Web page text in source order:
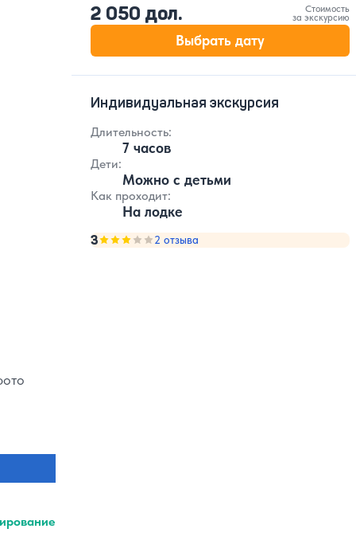
2 050 дол. Стоимость
за экскурсию
Выбрать дату
Индивидуальная экскурсия
Длительность:
7 часов
Дети:
Можно с детьми
Как проходит:
На лодке
3Оценка, количество звезд:
2 отзыва